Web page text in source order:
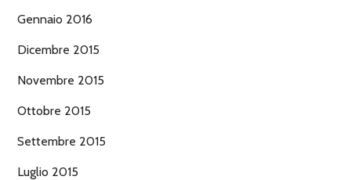
Gennaio 2016
Dicembre 2015
Novembre 2015
Ottobre 2015
Settembre 2015
Luglio 2015